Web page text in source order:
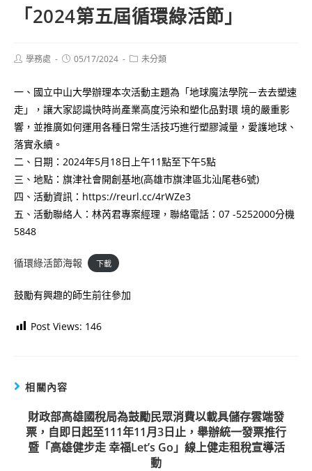
「2024第五屆循環綠活節」
Post學務處
Post05/17/2024
Post未分類
一、國立中山大學辦理本次活動主題為「地球魔法學院－去去塑速
走」，讓大家認識快時尚產業高度污染和塑化品對環 境的嚴重影
響，並推廣如何運用各種日常生活技巧進行塑膠減量，愛護地球、
落實永續。
二、日期：2024年5月18日上午11點至下午5點
三、地點：旗津社會開創基地(高雄市旗津區北汕尾巷6號)
四、活動資訊：https://reurl.cc/4rWZe3
五、活動聯絡人：林芮君專案經理，聯絡電話：07 -5252000分機
5848
循環綠活節海報 下載
鼓勵有興趣的師生前往參加
Post Views: 146
相關內容
財政部高雄國稅局為鼓勵民眾消費以載具儲存雲端發
票，自即日起至111年11月3日止，舉辦統一發票推行
暨「高雄健步走 幸福Let’s Go」線上健走租稅宣導活
動